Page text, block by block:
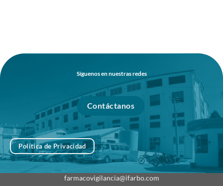
Síguenos en nuestras redes
Contáctanos
Política de Privacidad
farmacovigilancia@ifarbo.com